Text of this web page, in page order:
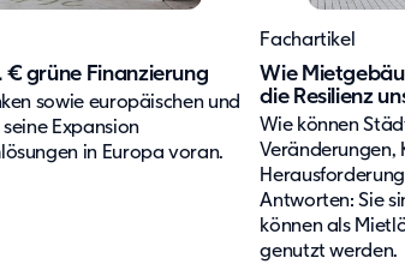
€ grüne Finanzierung
sowie europäischen und
Expansion
in Europa voran.
Wie
die Resilienz
Fachartikel
Wie können
Veränderungen,
Antworten: Sie
können als
genutzt werden.